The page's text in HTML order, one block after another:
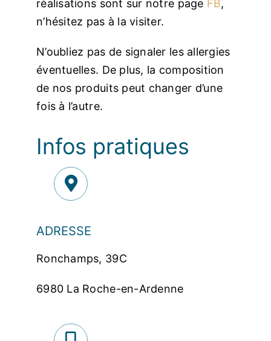
réalisations sont sur notre page FB,
n’hésitez pas à la visiter.
N’oubliez pas de signaler les allergies
éventuelles. De plus, la composition
de nos produits peut changer d’une
fois à l’autre.
Infos pratiques
ADRESSE
Ronchamps, 39C
6980 La Roche-en-Ardenne